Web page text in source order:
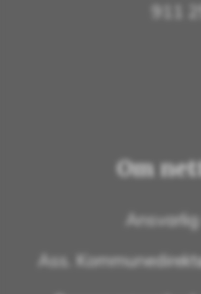
911
Om
Ass.